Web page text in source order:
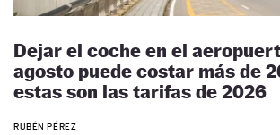
Dejar el coche en el
agosto puede costar más de
estas son las tarifas de 2026
RUBÉN PÉREZ